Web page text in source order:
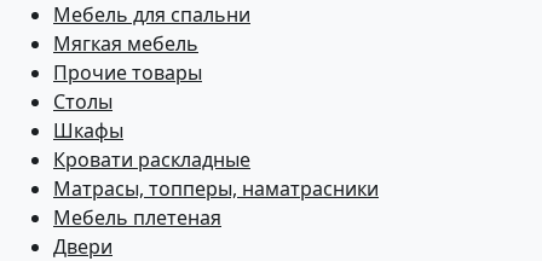
Мебель для спальни
Мягкая мебель
Прочие товары
Столы
Шкафы
Кровати раскладные
Матрасы, топперы, наматрасники
Мебель плетеная
Двери